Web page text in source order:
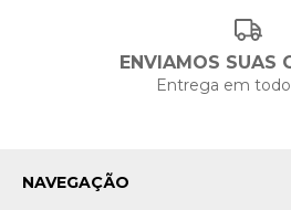
ENVIAMOS SUAS
Entrega em
NAVEGAÇÃO